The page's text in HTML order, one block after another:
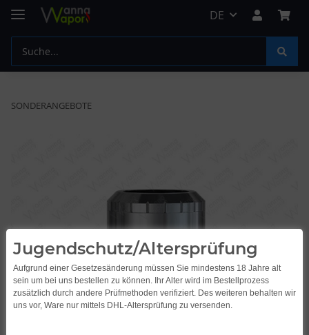
DE
SONDERANGEBOTE
Jugendschutz/Altersprüfung
Aufgrund einer Gesetzesänderung müssen Sie mindestens 18 Jahre alt
sein um bei uns bestellen zu können. Ihr Alter wird im Bestellprozess
zusätzlich durch andere Prüfmethoden verifiziert. Des weiteren behalten wir
uns vor, Ware nur mittels DHL-Altersprüfung zu versenden.